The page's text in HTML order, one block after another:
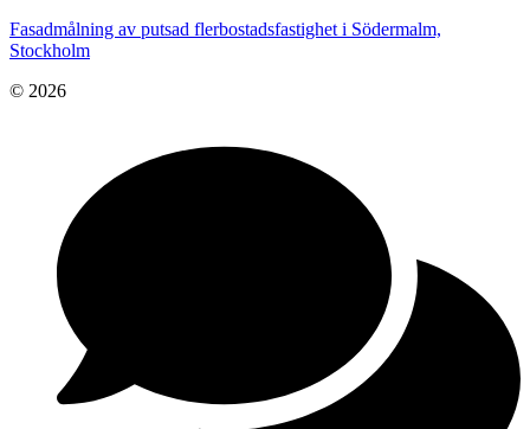
Fasadmålning av putsad flerbostadsfastighet i Södermalm,
Stockholm
© 2026